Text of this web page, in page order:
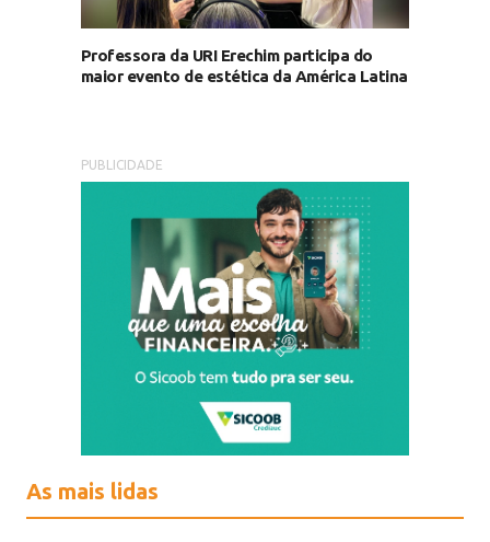
Professora da URI Erechim participa do
maior evento de estética da América Latina
PUBLICIDADE
As mais lidas